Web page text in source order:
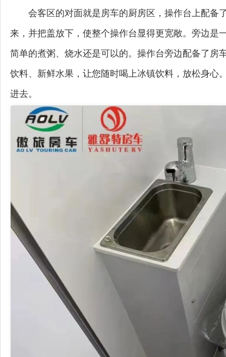
会客区的对面就是房车的厨房区，操作台上配备
来，并把盖放下，使整个操作台显得更宽敞。旁边
简单的煮粥、烧水还是可以的。操作台旁边配备了
饮料、新鲜水果，让您随时喝上冰镇饮料，放松身
进去。